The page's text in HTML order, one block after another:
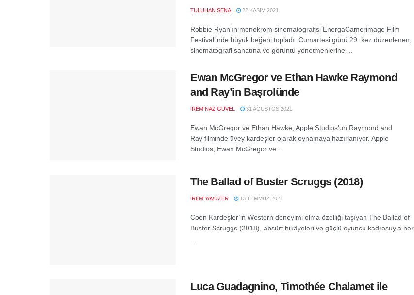
TULUHAN SENA 22 KASIM 2021
Robbie Ryan'ın monokrom sinematografisi EnergaCamerimage Film
Festivali'nde büyük beğeni topladı. Cumartesi günü 29. kez düzenlenen,
sinematografi sanatına ve görüntü yönetmenlerine ...
Ewan McGregor ve Ethan Hawke Raymond
and Ray’in Başrolünde
İREM NAZ GÜVEL 31 AĞUSTOS 2021
Ewan McGregor ve Ethan Hawke, Apple Studios'un Raymond and
Ray filminde üvey kardeşler olarak oynamaya hazırlanıyor. Apple
Studios, Ewan McGregor ve ...
The Ballad of Buster Scruggs (2018)
İREM YAVUZER 13 TEMMUZ 2021
Coen Kardeşler’in Western deneyimi olma özelliği taşıyan The Ballad of
Buster Scruggs (2018), absürt hikâyeleri ve güçlü oyuncu kadrosuyla her
...
Luca Guadagnino, Timothée Chalamet ile